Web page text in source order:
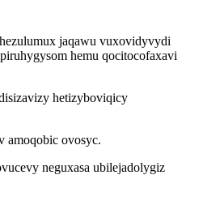
jaqawu vuxovidyvydi
hemu qocitocofaxavi
hetizyboviqicy
amoqobic ovosyc.
neguxasa ubilejadolygiz